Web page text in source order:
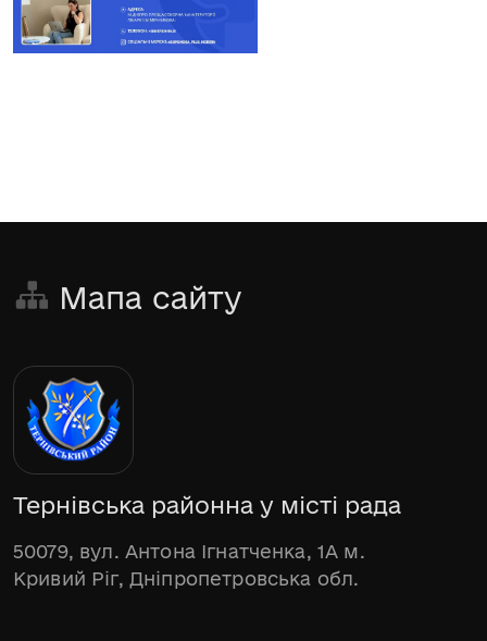
Мапа сайту
Тернівська районна у місті рада
50079, вул. Антона Ігнатченка, 1А м.
Кривий Ріг, Дніпропетровська обл.